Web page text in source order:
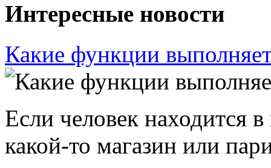
Интересные новости
Какие функции
Если человек находится
какой-то магазин или